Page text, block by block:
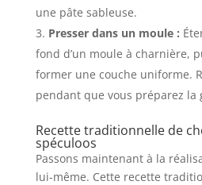
une pâte sableuse.
Presser dans un moule :
fond d’un moule à charnière,
former une couche uniforme.
pendant que vous préparez la
Recette traditionnelle de
spéculoos
Passons maintenant à la
lui-même. Cette recette